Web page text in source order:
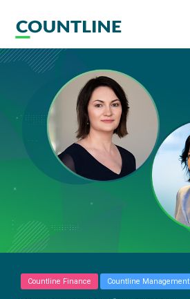
Countline Finance Countline Management